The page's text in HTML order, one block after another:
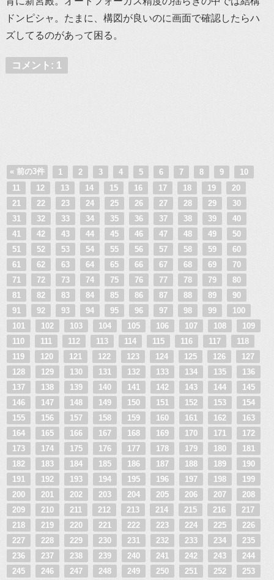
ドンピシャ。たまに、構図が良いのに画面で確認したらハ
ズしてるのがあって困る。
コメント: 1
« 前の3件 1 2 3 4 5 6 7 8 9
10
11
12 13 14 15 16 17 18 19
20
21
22 23 24 25 26 27 28 29
30
31
32 33 34 35 36 37 38 39
40
41
42 43 44 45 46 47 48 49
50
51
52 53 54 55 56 57 58 59
60
61
62 63 64 65 66 67 68 69
70
71
72 73 74 75 76 77 78 79
80
81
82 83 84 85 86 87 88 89
90
91
92 93 94 95 96 97 98 99
100
101
102 103 104 105 106 107 108
109
110
111 112 113 114 115 116 117
118
119
120 121 122 123 124 125 126
127
128
129 130 131 132 133 134 135
136
137
138 139 140 141 142 143 144
145
146
147 148 149 150 151 152 153
154
155
156 157 158 159 160 161 162
163
164
165 166 167 168 169 170 171
172
173
174 175 176 177 178 179 180
181
182
183 184 185 186 187 188 189
190
191
192 193 194 195 196 197 198
199
200
201 202 203 204 205 206 207
208
209
210 211 212 213 214 215 216
217
218
219 220 221 222 223 224 225
226
227
228 229 230 231 232 233 234
235
236
237 238 239 240 241 242 243
244
245
246 247 248 249 250 251 252
253